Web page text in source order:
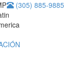
(305) 885-9885